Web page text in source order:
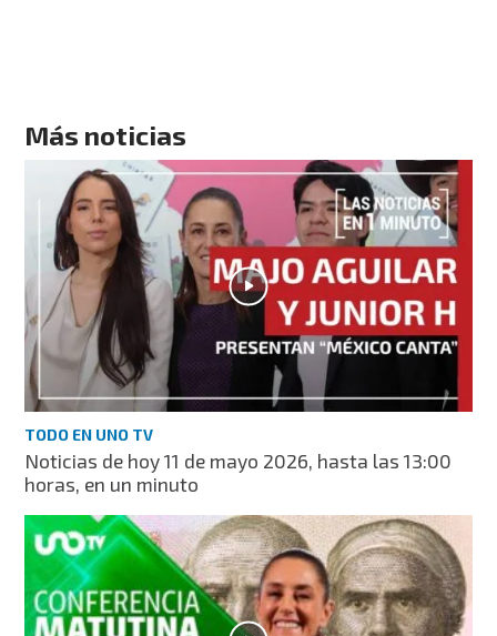
Más noticias
TODO EN UNO TV
Noticias de hoy 11 de mayo 2026, hasta las 13:00
horas, en un minuto